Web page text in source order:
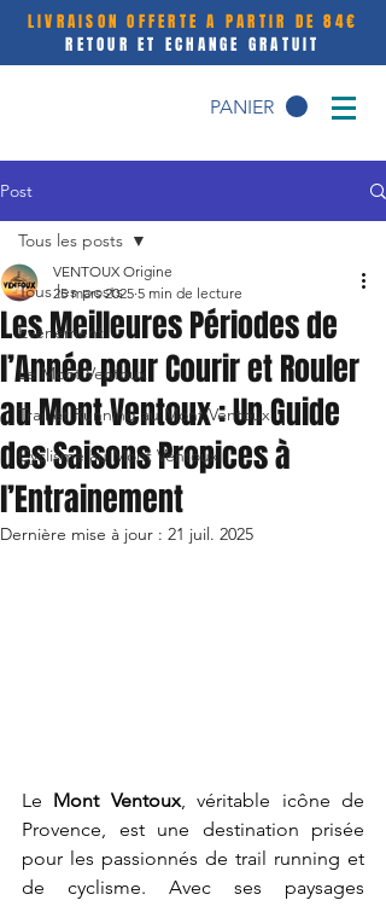
LIVRAISON OFFERTE A PARTIR DE 84€
RETOUR ET ECHANGE GRATUIT
PANIER
Post
Tous les posts
Événement
Le Mont Ventoux
Trail et Running au Mont Ventoux
Cyclisme au Mont Ventoux
Tous les posts
Les Meilleures Périodes de
l’Année pour Courir et Rouler
au Mont Ventoux : Un Guide
des Saisons Propices à
l’Entrainement
VENTOUX Origine
25 mars 2025 5 min de lecture
Dernière mise à jour : 21 juil. 2025
Le Mont Ventoux, véritable icône de
Provence, est une destination prisée
pour les passionnés de trail running et
de cyclisme. Avec ses paysages